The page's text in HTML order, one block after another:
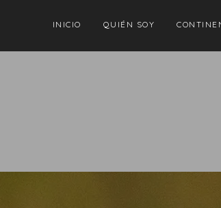
INICIO QUIÉN SOY